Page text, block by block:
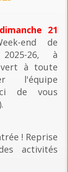
21
end de
26, à
à toute
l'équipe
de vous
! Reprise
activités